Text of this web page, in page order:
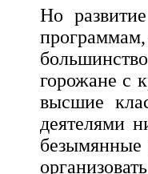
Но
программам,
горожане с
высшие
деятелями
безымянные